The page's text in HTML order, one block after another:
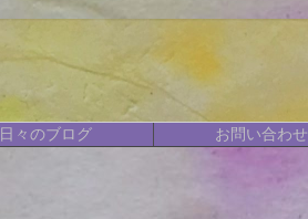
日々のブログ お問い合わせ